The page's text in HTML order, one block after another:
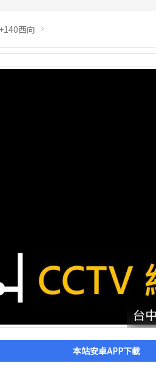
西向
台
本站安卓APP下載